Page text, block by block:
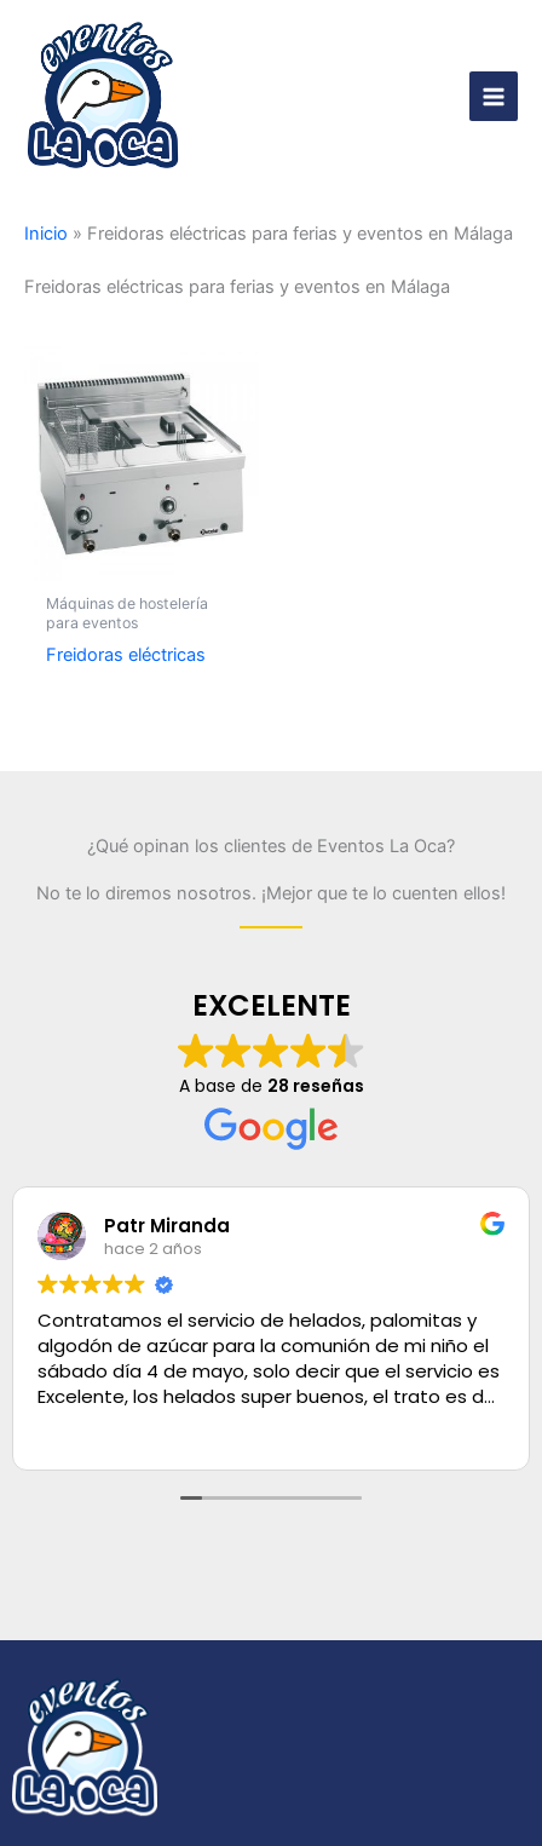
contenido
Main
Inicio » Freidoras eléctricas para ferias y eventos en Málaga
Freidoras eléctricas para ferias y eventos en Málaga
Máquinas de hostelería
para eventos
Freidoras eléctricas
¿Qué opinan los clientes de Eventos La Oca?
No te lo diremos nosotros. ¡Mejor que te lo cuenten ellos!
EXCELENTE
A base de 28 reseñas
Patr Miranda
hace 2 años
Contratamos el servicio de helados, palomitas y
algodón de azúcar para la comunión de mi niño el
sábado día 4 de mayo, solo decir que el servicio es
Excelente, los helados super buenos, el trato es de